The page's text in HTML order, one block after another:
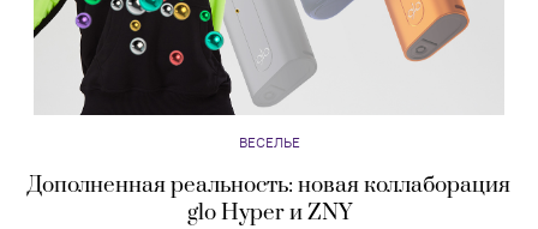
ВЕСЕЛЬЕ
Дополненная реальность: новая коллаборация
glo Hyper и ZNY